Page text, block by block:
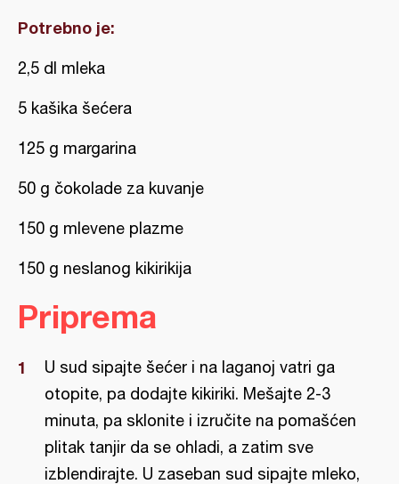
Potrebno je:
2,5 dl mleka
5 kašika šećera
125 g margarina
50 g čokolade za kuvanje
150 g mlevene plazme
150 g neslanog kikirikija
Priprema
U sud sipajte šećer i na laganoj vatri ga
otopite, pa dodajte kikiriki. Mešajte 2-3
minuta, pa sklonite i izručite na pomašćen
plitak tanjir da se ohladi, a zatim sve
izblendirajte. U zaseban sud sipajte mleko,